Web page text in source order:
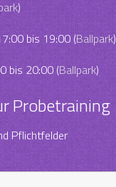
)
bis 19:00 (Ballpark)
bis 20:00 (Ballpark)
Probetraining
Pflichtfelder